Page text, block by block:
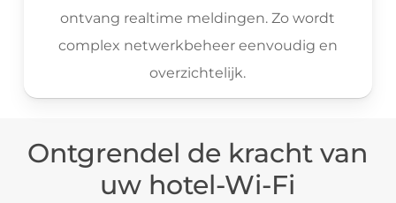
ontvang realtime meldingen. Zo wordt
complex netwerkbeheer eenvoudig en
overzichtelijk.
Ontgrendel de kracht van
uw hotel-Wi-Fi